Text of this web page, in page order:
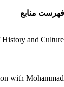
فهرست منابع
History and Culture
with Mohammad